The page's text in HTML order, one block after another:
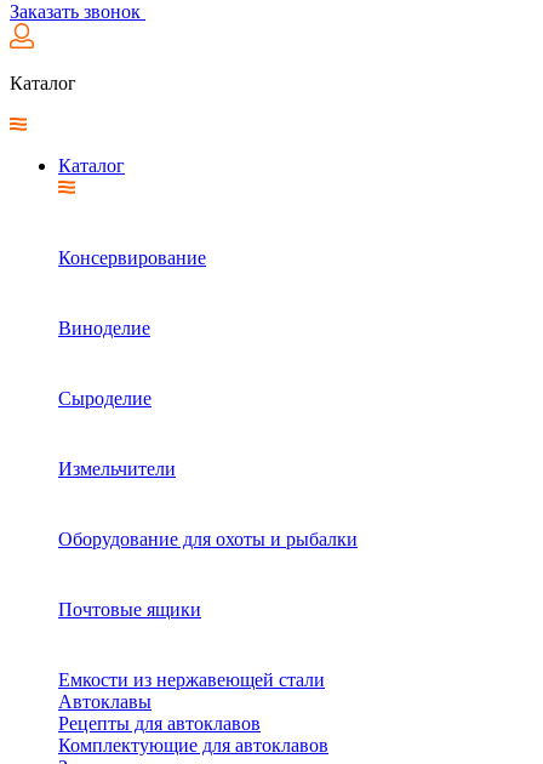
Заказать звонок
Каталог
Каталог
Консервирование
Виноделие
Сыроделие
Измельчители
Оборудование для охоты и рыбалки
Почтовые ящики
Емкости из нержавеющей стали
Автоклавы
Рецепты для автоклавов
Комплектующие для автоклавов